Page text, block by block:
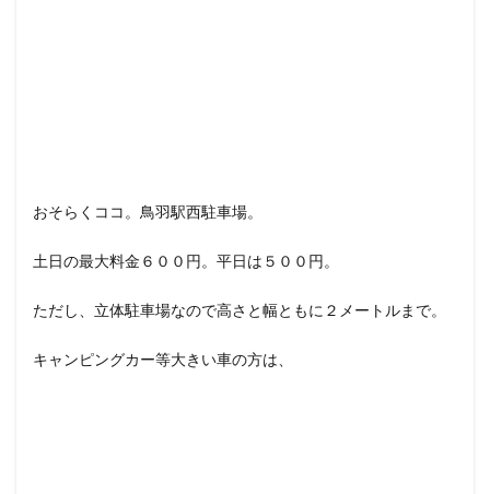
おそらくココ。鳥羽駅西駐車場。
土日の最大料金６００円。平日は５００円。
ただし、立体駐車場なので高さと幅ともに２メートルまで。
キャンピングカー等大きい車の方は、